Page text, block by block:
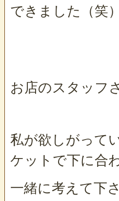
できました（笑）
お店のスタッフ
私が欲しがって
ケットで下に合
一緒に考えて下